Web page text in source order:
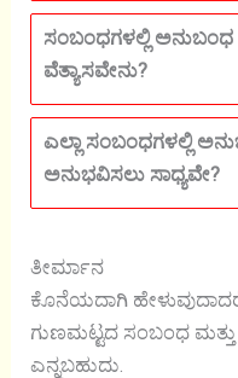
ಸಂಬಂಧಗಳಲ್ಲಿ ಅನುಬಂಧ
ವೆತ್ಯಾಸವೇನು?
ಎಲ್ಲಾ ಸಂಬಂಧಗಳಲ್ಲಿ
ಅನುಭವಿಸಲು ಸಾಧ್ಯವೇ?
ತೀರ್ಮಾನ
ಕೊನೆಯದಾಗಿ
ಗುಣಮಟ್ಟದ ಸಂಬಂಧ
ಎನ್ನಬಹುದು.